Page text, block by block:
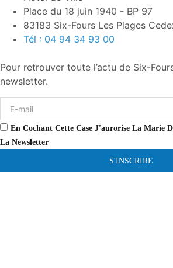
Place du 18 juin 1940 - BP 97
83183 Six-Fours Les Plages
Tél : 04 94 34 93 00
Pour retrouver toute l’actu de Six-
newsletter.
En Cochant Cette Case J'aurorise La Marie
La Newsletter
S'INSCRIRE